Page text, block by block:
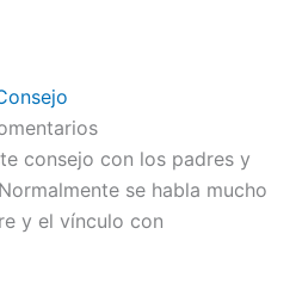
consejo con los padres y
se habla mucho
y el vínculo con